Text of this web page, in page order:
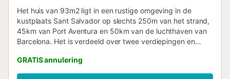
Het huis van 93m2 ligt in een rustige omgeving in de
kustplaats Sant Salvador op slechts 250m van het strand,
45km van Port Aventura en 50km van de luchthaven van
Barcelona. Het is verdeeld over twee verdiepingen en
hangmatten, evenals een gemeenschappelijke ruimte met
een tuin en een zwembad dat het hele jaar door geopend
GRATIS annulering